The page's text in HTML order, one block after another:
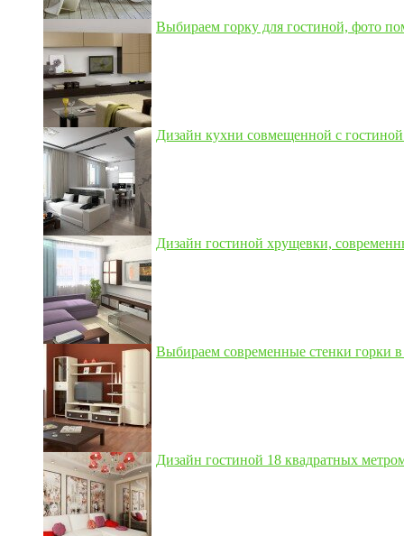
Выбираем горку для гостиной, фото
Дизайн кухни совмещенной с
Дизайн гостиной хрущевки,
Выбираем современные стенки горки
Дизайн гостиной 18 квадратных